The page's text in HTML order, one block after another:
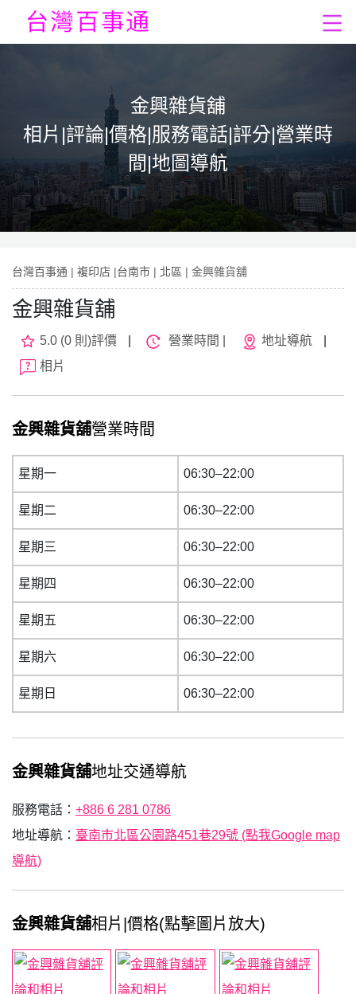
金興雜貨舖
相片|評論|價格|服務電話|評分|營業時
間|地圖導航
台灣百事通 | 複印店 |台南市 | 北區 | 金興雜貨舖
金興雜貨舖
5.0 (0 則)評價 營業時間 | 地址導航
相片
金興雜貨舖營業時間
星期一 06:30–22:00
星期二 06:30–22:00
星期三 06:30–22:00
星期四 06:30–22:00
星期五 06:30–22:00
星期六 06:30–22:00
星期日 06:30–22:00
金興雜貨舖地址交通導航
服務電話： +886 6 281 0786
地址導航： 臺南市北區公園路451巷29號 (點我Google map
導航)
金興雜貨舖相片|價格(點擊圖片放大)